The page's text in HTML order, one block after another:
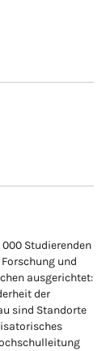
Studierenden
und
ausgerichtet:
der
sind Standorte